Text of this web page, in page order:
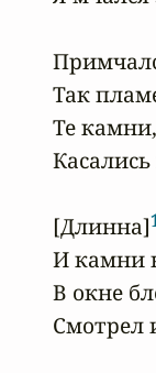
Так
Те
[Длинна]
И камни
В окне
Смотрел